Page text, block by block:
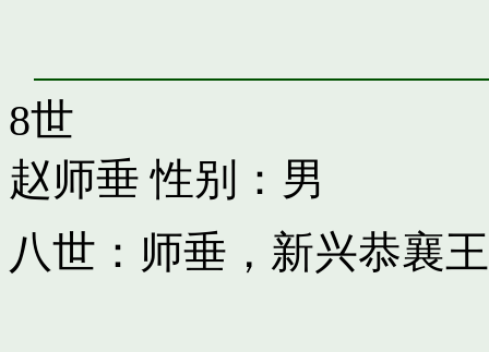
8世
赵师垂 性别：男
八世：师垂，新兴恭襄王